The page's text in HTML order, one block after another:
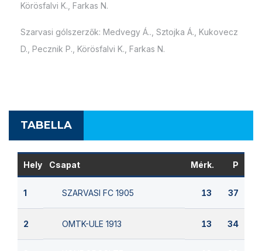
Körösfalvi K., Farkas N.
Szarvasi gólszerzők: Medvegy Á.., Sztojka Á., Kukovecz
D., Pecznik P., Körösfalvi K., Farkas N.
TABELLA
Hely Csapat Mérk. P
1 SZARVASI FC 1905 13 37
2 OMTK-ULE 1913 13 34